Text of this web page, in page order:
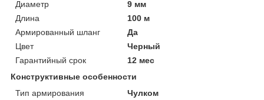
Диаметр
9 мм
Длина
100 м
Армированный шланг
Да
Цвет
Черный
Гарантийный срок
12 мес
Конструктивные особенности
Тип армирования
Чулком